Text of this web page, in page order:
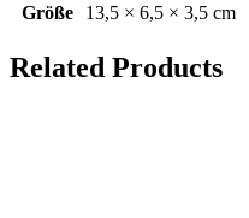
Größe
13,5 × 6,5 × 3,5 cm
Related Products